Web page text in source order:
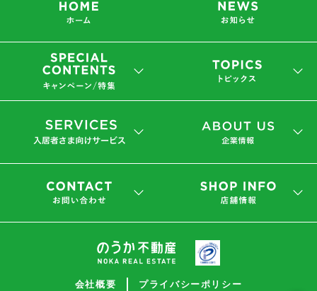
会社概要 プライバシーポリシー